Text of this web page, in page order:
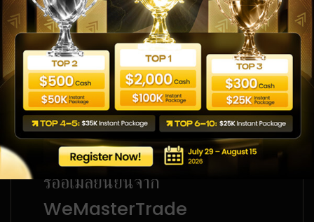
วิธีเข้าร่วมการแข่งขัน
นี่คือโอกาสของคุณในการแสดงทักษะการเทรด สมัครเลยวันนี้
และเตรียมพร้อมแข่งขันบน Leaderboard ของ Gold
Trading Week
กรอกแบบฟอร์มลงทะเบียนเพื่อสำรอง
สิทธิ์เข้าร่วม
รออีเมลยืนยันจาก
WeMasterTrade